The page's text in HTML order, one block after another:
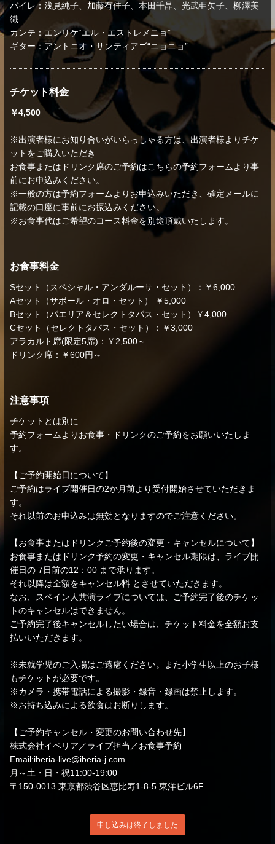
バイレ：浅見純子、加藤有佳子、本田千晶、光武亜矢子、柳澤美
織
カンテ：エンリケ“エル・エストレメニョ”
ギター：アントニオ・サンティアゴ“ニョニョ”
チケット料金
￥4,500
※出演者様にお知り合いがいらっしゃる方は、出演者様よりチケ
ットをご購入いただき
お食事またはドリンク席のご予約はこちらの予約フォームより事
前にお申込みください。
※一般の方は予約フォームよりお申込みいただき、確定メールに
記載の口座に事前にお振込みください。
※お食事代はご希望のコース料金を別途頂戴いたします。
お食事料金
Sセット（スペシャル・アンダルーサ・セット）：￥6,000
Aセット（サボール・オロ・セット） ￥5,000
Bセット（パエリア＆セレクトタパス・セット）￥4,000
Cセット（セレクトタパス・セット）：￥3,000
アラカルト席(限定5席)：￥2,500～
ドリンク席：￥600円～
注意事項
チケットとは別に
予約フォームよりお食事・ドリンクのご予約をお願いいたしま
す。
【ご予約開始日について】
ご予約はライブ開催日の2か月前より受付開始させていただきま
す。
それ以前のお申込みは無効となりますのでご注意ください。
【お食事またはドリンクご予約後の変更・キャンセルについて】
お食事またはドリンク予約の変更・キャンセル期限は、ライブ開
催日の 7日前の12：00 まで承ります。
それ以降は全額をキャンセル料 とさせていただきます。
なお、スペイン人共演ライブについては、ご予約完了後のチケッ
トのキャンセルはできません。
ご予約完了後キャンセルしたい場合は、チケット料金を全額お支
払いいただきます。
※未就学児のご入場はご遠慮ください。また小学生以上のお子様
もチケットが必要です。
※カメラ・携帯電話による撮影・録音・録画は禁止します。
※お持ち込みによる飲食はお断りします。
【ご予約キャンセル・変更のお問い合わせ先】
株式会社イベリア／ライブ担当／お食事予約
Email:iberia-live@iberia-j.com
月～土・日・祝11:00-19:00
〒150-0013 東京都渋谷区恵比寿1-8-5 東洋ビル6F
申し込みは終了しました